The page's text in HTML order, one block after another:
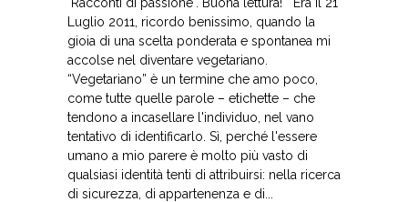
Luglio 2011, ricordo benissimo, quando la
gioia di una scelta ponderata e spontanea mi
accolse nel diventare vegetariano.
“Vegetariano” è un termine che amo poco,
come tutte quelle parole – etichette – che
tendono a incasellare l'individuo, nel vano
tentativo di identificarlo. Sì, perché l'essere
umano a mio parere è molto più vasto di
qualsiasi identità tenti di attribuirsi: nella ricerca
di sicurezza, di appartenenza e di...